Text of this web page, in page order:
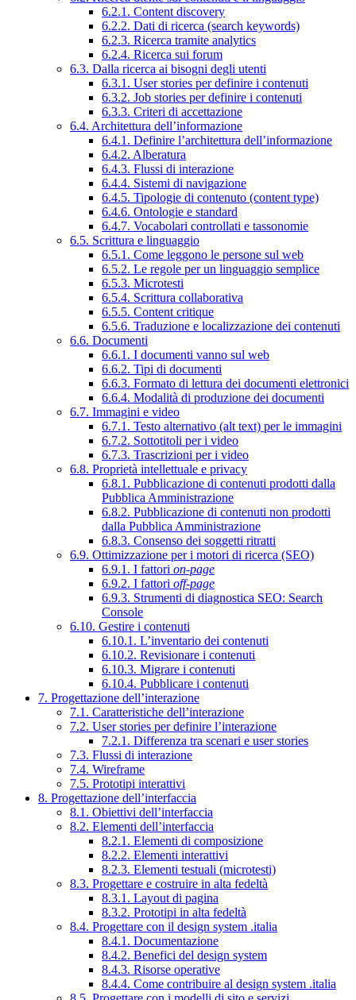
6.2.1. Content discovery
6.2.2. Dati di ricerca (search keywords)
6.2.3. Ricerca tramite analytics
6.2.4. Ricerca sui forum
6.3. Dalla ricerca ai bisogni degli utenti
6.3.1. User stories per definire i contenuti
6.3.2. Job stories per definire i contenuti
6.3.3. Criteri di accettazione
6.4. Architettura dell’informazione
6.4.1. Definire l’architettura dell’informazione
6.4.2. Alberatura
6.4.3. Flussi di interazione
6.4.4. Sistemi di navigazione
6.4.5. Tipologie di contenuto (content type)
6.4.6. Ontologie e standard
6.4.7. Vocabolari controllati e tassonomie
6.5. Scrittura e linguaggio
6.5.1. Come leggono le persone sul web
6.5.2. Le regole per un linguaggio semplice
6.5.3. Microtesti
6.5.4. Scrittura collaborativa
6.5.5. Content critique
6.5.6. Traduzione e localizzazione dei contenuti
6.6. Documenti
6.6.1. I documenti vanno sul web
6.6.2. Tipi di documenti
6.6.3. Formato di lettura dei documenti elettronici
6.6.4. Modalità di produzione dei documenti
6.7. Immagini e video
6.7.1. Testo alternativo (alt text) per le immagini
6.7.2. Sottotitoli per i video
6.7.3. Trascrizioni per i video
6.8. Proprietà intellettuale e privacy
6.8.1. Pubblicazione di contenuti prodotti dalla
Pubblica Amministrazione
6.8.2. Pubblicazione di contenuti non prodotti
dalla Pubblica Amministrazione
6.8.3. Consenso dei soggetti ritratti
6.9. Ottimizzazione per i motori di ricerca (SEO)
6.9.1. I fattori on-page
6.9.2. I fattori off-page
6.9.3. Strumenti di diagnostica SEO: Search
Console
6.10. Gestire i contenuti
6.10.1. L’inventario dei contenuti
6.10.2. Revisionare i contenuti
6.10.3. Migrare i contenuti
6.10.4. Pubblicare i contenuti
7. Progettazione dell’interazione
7.1. Caratteristiche dell’interazione
7.2. User stories per definire l’interazione
7.2.1. Differenza tra scenari e user stories
7.3. Flussi di interazione
7.4. Wireframe
7.5. Prototipi interattivi
8. Progettazione dell’interfaccia
8.1. Obiettivi dell’interfaccia
8.2. Elementi dell’interfaccia
8.2.1. Elementi di composizione
8.2.2. Elementi interattivi
8.2.3. Elementi testuali (microtesti)
8.3. Progettare e costruire in alta fedeltà
8.3.1. Layout di pagina
8.3.2. Prototipi in alta fedeltà
8.4. Progettare con il design system .italia
8.4.1. Documentazione
8.4.2. Benefici del design system
8.4.3. Risorse operative
8.4.4. Come contribuire al design system .italia